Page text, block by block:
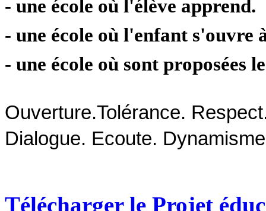
- une école où l'élève apprend.
- une école où l'enfant s'ouvre
- une école où sont proposées
Ouverture.Tolérance.
Dialogue. Ecoute.
Télécharger le Projet